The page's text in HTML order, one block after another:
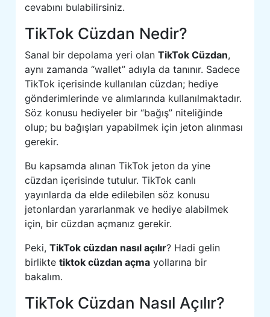
cevabını bulabilirsiniz.
TikTok Cüzdan Nedir?
Sanal bir depolama yeri olanTikTok Cüzdan,
aynı zamanda “wallet” adıyla da tanınır. Sadece
TikTok içerisinde kullanılan cüzdan; hediye
gönderimlerinde ve alımlarında kullanılmaktadır.
Söz konusu hediyeler bir “bağış” niteliğinde
olup; bu bağışları yapabilmek için jeton alınması
gerekir.
Bu kapsamda alınan TikTok jeton da yine
cüzdan içerisinde tutulur. TikTok canlı
yayınlarda da elde edilebilen söz konusu
jetonlardan yararlanmak ve hediye alabilmek
için, bir cüzdan açmanız gerekir.
Peki,TikTok cüzdan nasıl açılır? Hadi gelin
birliktetiktok cüzdan açma yollarına bir
bakalım.
TikTok Cüzdan Nasıl Açılır?